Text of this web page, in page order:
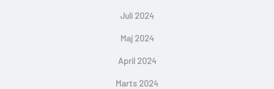
Juli 2024
Maj 2024
April 2024
Marts 2024